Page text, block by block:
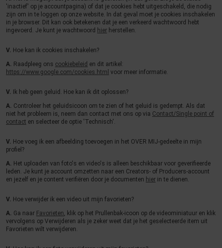
'inactief' op je accountpagina) of dat je cookies hebt uitgeschakeld, die nodig
zijn om in te loggen op onze website. In dat geval moet je cookies inschakelen
in je browser. Dit kan ook betekenen dat je een verkeerd wachtwoord hebt
ingevoerd. Je kunt je wachtwoord hier herstellen.
V. Hoe kan ik cookies inschakelen?
A. Raadpleeg ons cookiebeleid en dit artikel:
https://www.google.com/cookies.html voor meer informatie.
V. Ik heb geen geluid. Hoe kan ik dit oplossen?
A. Controleer het geluidsicoon om te zien of het geluid is gedempt. Als dat
niet het probleem is, neem dan contact met ons op via Contact/Single point of
contact en selecteer de optie 'Technisch'.
V. Hoe voeg ik een afbeelding toevoegen in het OVER MIJ-gedeelte in mijn
profiel?
A. Het uploaden van foto's en video's is alleen beschikbaar voor geverifieerde
leden. Je kunt je account omzetten naar een Creators- of Producers-account
en jezelf en je content verifiëren door je documenten hier in te dienen.
V. Hoe verwijder ik een video uit mijn favorieten?
A. Ga naar Favorieten, klik op het Prullenbak-icoon op de videominiatuur en klik
vervolgens op Verwijderen als je zeker weet dat je het geselecteerde item uit
Favorieten wilt verwijderen.